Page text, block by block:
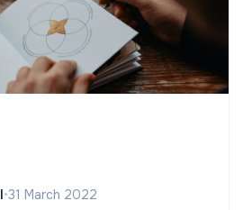
•31 March 2022